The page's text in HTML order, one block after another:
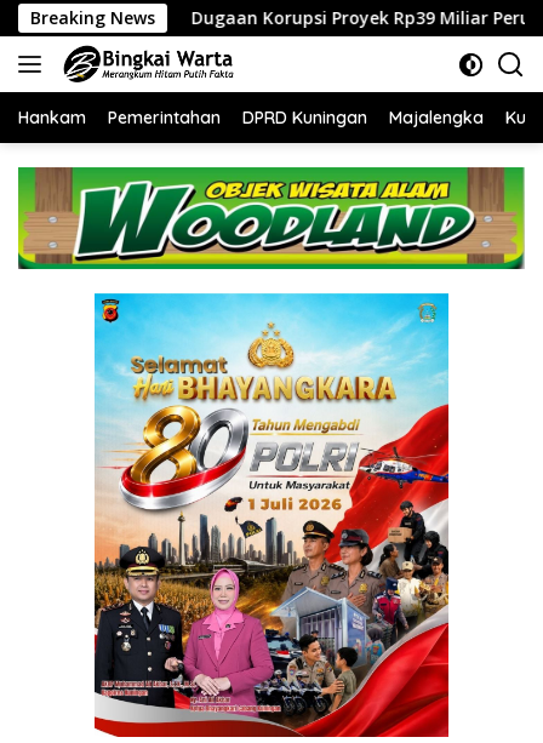
Langsung
ke
konten
Breaking News
Korupsi Proyek Rp39 Miliar Perumdam Tirta Darma Ayu
Hankam Pemerintahan DPRD Kuningan Majalengka